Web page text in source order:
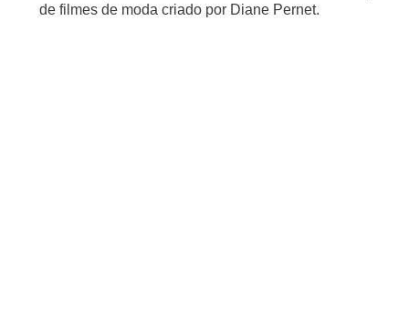
de filmes de moda criado por Diane Pernet.